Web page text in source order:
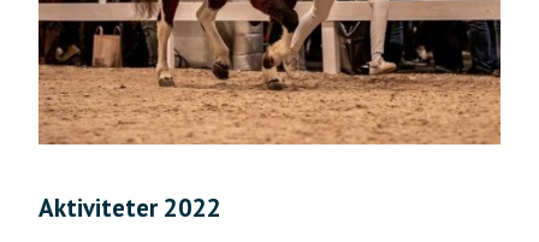
Aktiviteter 2022